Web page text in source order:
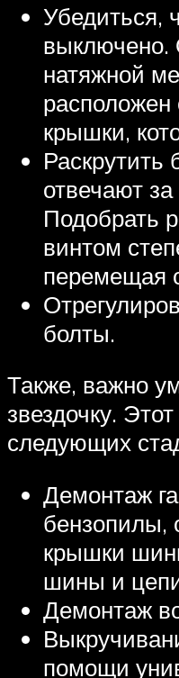
Убедиться,
выключено.
натяжной
расположен
крышки,
Раскрутить
отвечают
Подобрать
винтом
перемещая
болты.
Также, важно
звездочку.
следующих
Демонтаж
бензопилы,
крышки
шины и
Демонтаж
помощи